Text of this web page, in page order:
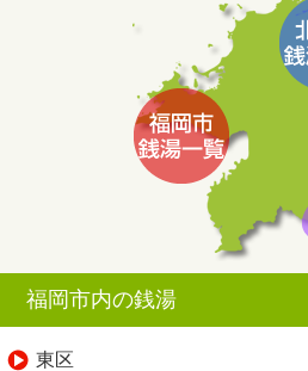
福岡市内の銭湯
東区